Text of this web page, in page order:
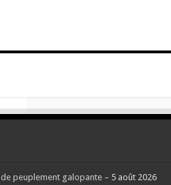
de peuplement galopante – 5 août 2026